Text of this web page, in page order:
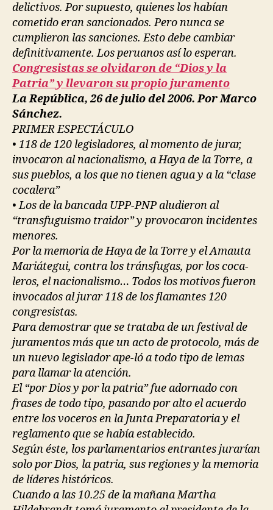
delictivos. Por supuesto, quienes los habían
cometido eran sancionados. Pero nunca se
cumplieron las sanciones. Esto debe cambiar
definitivamente. Los peruanos así lo esperan.
Congresistas se olvidaron de “Dios y la
Patria” y llevaron su propio juramento
La República, 26 de julio del 2006. Por Marco
Sánchez.
PRIMER ESPECTÁCULO
• 118 de 120 legisladores, al momento de jurar,
invocaron al nacionalismo, a Haya de la Torre, a
sus pueblos, a los que no tienen agua y a la “clase
cocalera”
• Los de la bancada UPP-PNP aludieron al
“transfuguismo traidor” y provocaron incidentes
menores.
Por la memoria de Haya de la Torre y el Amauta
Mariátegui, contra los tránsfugas, por los coca-
leros, el nacionalismo… Todos los motivos fueron
invocados al jurar 118 de los flamantes 120
congresistas.
Para demostrar que se trataba de un festival de
juramentos más que un acto de protocolo, más de
un nuevo legislador ape-ló a todo tipo de lemas
para llamar la atención.
El “por Dios y por la patria” fue adornado con
frases de todo tipo, pasando por alto el acuerdo
entre los voceros en la Junta Preparatoria y el
reglamento que se había establecido.
Según éste, los parlamentarios entrantes jurarían
solo por Dios, la patria, sus regiones y la memoria
de líderes históricos.
Cuando a las 10.25 de la mañana Martha